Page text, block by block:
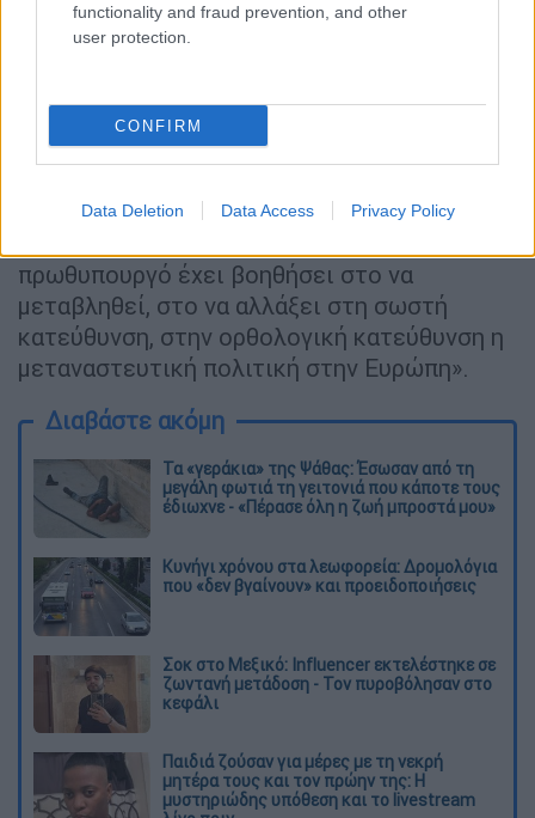
functionality and fraud prevention, and other
user protection.
CONFIRM
Data Deletion Data Access Privacy Policy
να αντιμετωπίσουμε την παράνομη
μετανάστευση. Και αυτό σημαίνει να
αποτελεσματικότερο δυνατό τρόπο τις
επιστροφές.
και χαίρομαι πολύ γιατί η πατρίδα μας με
πρωθυπουργό έχει βοηθήσει στο να
μεταβληθεί, στο να αλλάξει στη σωστή
κατεύθυνση, στην ορθολογική κατεύθυνση η
μεταναστευτική πολιτική στην Ευρώπη».
Διαβάστε ακόμη
Τα «γεράκια» της Ψάθας: Έσωσαν από τη
μεγάλη φωτιά τη γειτονιά που κάποτε τους
έδιωχνε - «Πέρασε όλη η ζωή μπροστά μου»
Κυνήγι χρόνου στα λεωφορεία: Δρομολόγια
που «δεν βγαίνουν» και προειδοποιήσεις
Σοκ στο Μεξικό: Influencer εκτελέστηκε σε
ζωντανή μετάδοση - Τον πυροβόλησαν στο
κεφάλι
Παιδιά ζούσαν για μέρες με τη νεκρή
μητέρα τους και τον πρώην της: Η
μυστηριώδης υπόθεση και το livestream